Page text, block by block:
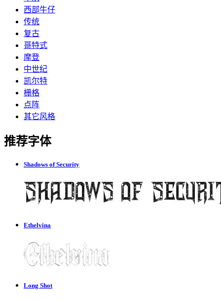
西部牛仔
传统
复古
哥特式
摩登
中世纪
凯尔特
栅格
点阵
其它风格
推荐字体
Shadows of Security
Ethelvina
Long Shot